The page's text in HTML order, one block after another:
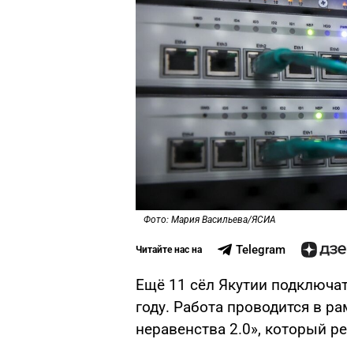
Фото: Мария Васильева/ЯСИА
Читайте нас на Telegram
Ещё 11 сёл Якутии
году. Работа проводится в
неравенства 2.0», который